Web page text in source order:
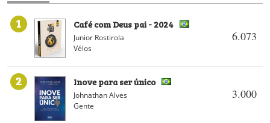
1
6.073
Café com Deus pai - 2024
Junior Rostirola
Vélos
2
3.000
Inove para ser único
Johnathan Alves
Gente